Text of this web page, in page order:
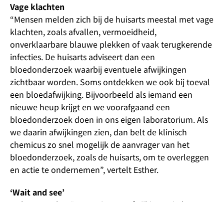
Vage klachten
“Mensen melden zich bij de huisarts meestal met vage
klachten, zoals afvallen, vermoeidheid,
onverklaarbare blauwe plekken of vaak terugkerende
infecties. De huisarts adviseert dan een
bloedonderzoek waarbij eventuele afwijkingen
zichtbaar worden. Soms ontdekken we ook bij toeval
een bloedafwijking. Bijvoorbeeld als iemand een
nieuwe heup krijgt en we voorafgaand een
bloedonderzoek doen in ons eigen laboratorium. Als
we daarin afwijkingen zien, dan belt de klinisch
chemicus zo snel mogelijk de aanvrager van het
bloedonderzoek, zoals de huisarts, om te overleggen
en actie te ondernemen”, vertelt Esther.
‘Wait and see’